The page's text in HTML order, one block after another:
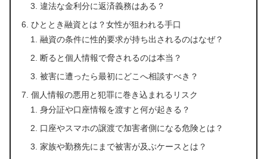
違法な金利分に返済義務はある？
ひととき融資とは？女性が狙われる手口
融資の条件に性的要求が持ち出されるのはなぜ？
断ると個人情報で脅されるのは本当？
被害に遭ったら最初にどこへ相談すべき？
個人情報の悪用と犯罪に巻き込まれるリスク
身分証や口座情報を渡すと何が起きる？
口座やスマホの譲渡で加害者側になる危険とは？
家族や勤務先にまで被害が及ぶケースとは？